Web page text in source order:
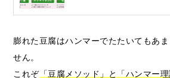
膨れた豆腐はハンマーでたたいてもあ
せん。
これぞ「豆腐メソッド」と「ハンマー理